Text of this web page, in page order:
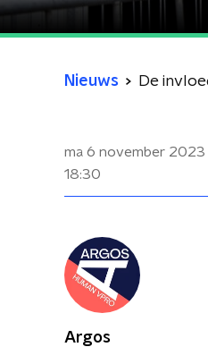
Nieuws De
ma 6 november 2023
18:30
Argos